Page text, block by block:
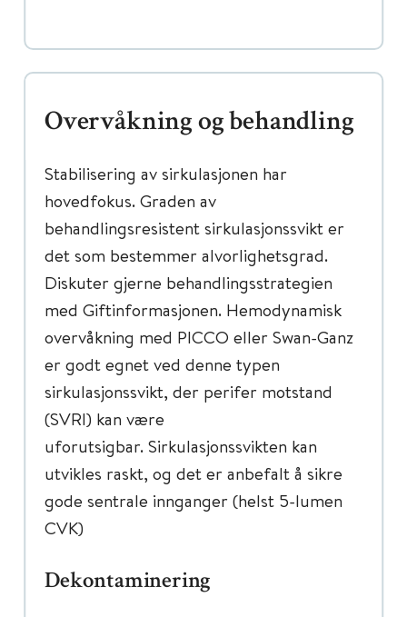
Overvåkning og behandling
Stabilisering av sirkulasjonen har
hovedfokus. Graden av
behandlingsresistent sirkulasjonssvikt er
det som bestemmer alvorlighetsgrad.
Diskuter gjerne behandlingsstrategien
med Giftinformasjonen. Hemodynamisk
overvåkning med PICCO eller Swan-Ganz
er godt egnet ved denne typen
sirkulasjonssvikt, der perifer motstand
(SVRI) kan være
uforutsigbar. Sirkulasjonssvikten kan
utvikles raskt, og det er anbefalt å sikre
gode sentrale innganger (helst 5-lumen
CVK)
Dekontaminering